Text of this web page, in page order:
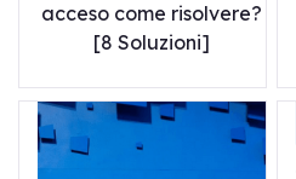
acceso come risolvere?
[8 Soluzioni]